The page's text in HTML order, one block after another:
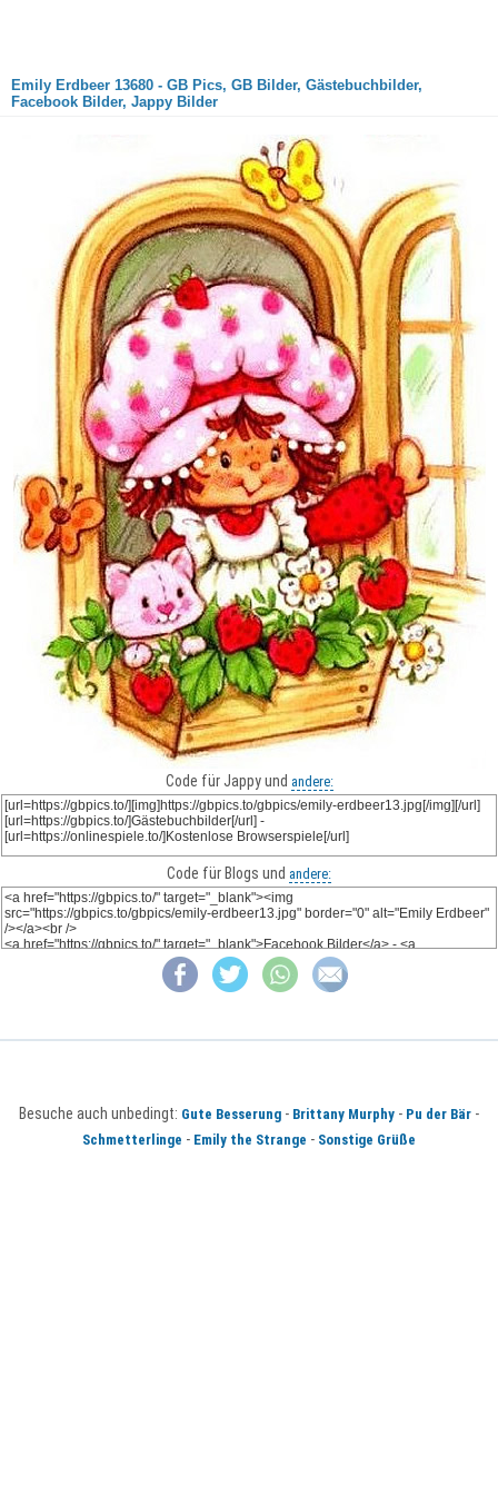
Emily Erdbeer 13680 - GB Pics, GB Bilder, Gästebuchbilder,
Facebook Bilder, Jappy Bilder
Code für Jappy und andere:
Code für Blogs und andere:
Besuche auch unbedingt: Gute Besserung - Brittany Murphy - Pu der Bär -
Schmetterlinge - Emily the Strange - Sonstige Grüße